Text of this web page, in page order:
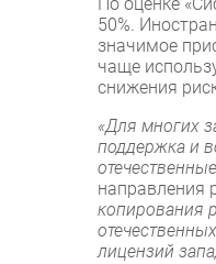
50%.
значимое
чаще
снижения
«Для многих
поддержка и
направления
копирования
лицензий